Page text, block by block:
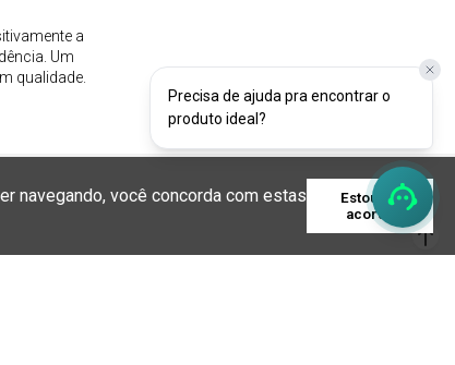
navegando, você concorda com estas
Estou de
acordo
Precisa de ajuda pra encontrar o
produto ideal?